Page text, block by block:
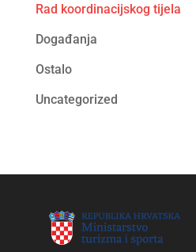
Rad koordinacijskog tijela
Događanja
Ostalo
Uncategorized